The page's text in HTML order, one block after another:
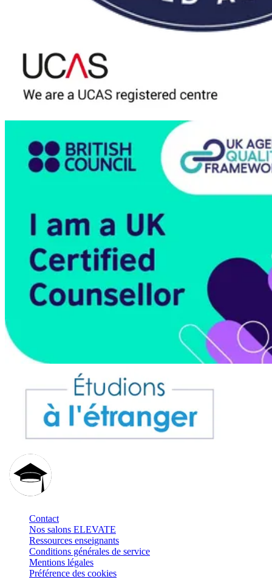
Contact
Nos salons ELEVATE
Ressources enseignants
Conditions générales de service
Mentions légales
Préférence des cookies